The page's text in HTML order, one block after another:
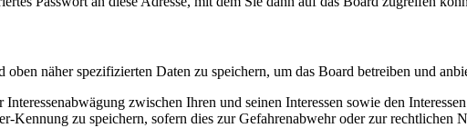
näher spezifizierten Daten zu speichern, um das Board betreiben und
zwischen Ihren und seinen Interessen sowie den
Kennung zu speichern, sofern dies zur Gefahrenabwehr oder zur rechtlichen